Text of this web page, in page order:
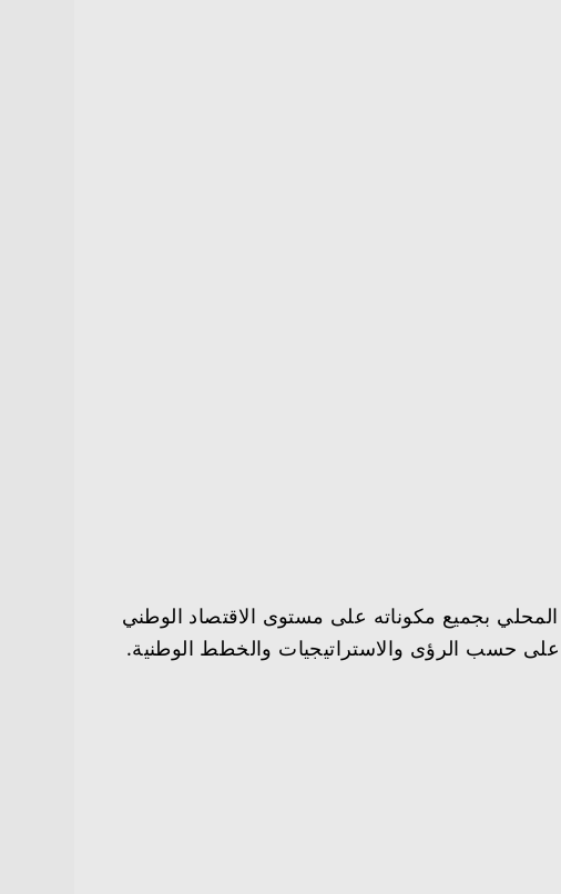
م وتهدف الهيئة إلى تنمية المحتوى المحلي بجميع مكوناته على مستوى الاقتصاد الوطني
على حسب الرؤى والاستراتيجيات والخطط الوطنية.